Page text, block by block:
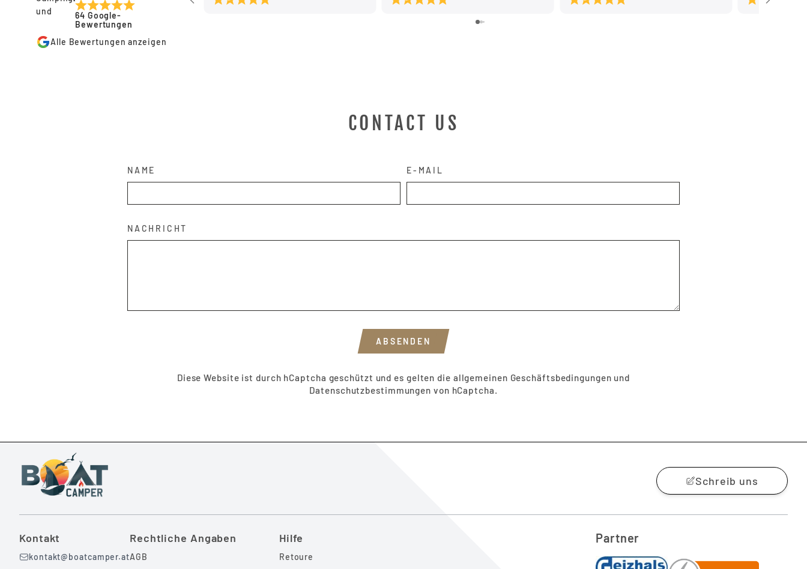
64 Google-
Bewertungen
Alle Bewertungen anzeigen
CONTACT US
NAME E-MAIL
NACHRICHT
ABSENDEN
Diese Website ist durch hCaptcha geschützt und es gelten die allgemeinen Geschäftsbedingungen und
Datenschutzbestimmungen von hCaptcha.
Schreib uns
Kontakt
kontakt@boatcamper.at
Rechtliche Angaben
AGB
Hilfe
Retoure
Partner